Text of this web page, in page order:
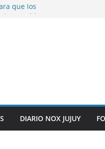
que los
la salud de
y alarma en el
DIARIO NOX JUJUY